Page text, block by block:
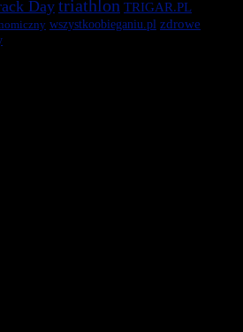
Day triathlon TRIGAR.PL
wszystkoobieganiu.pl zdrowe